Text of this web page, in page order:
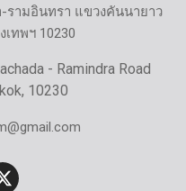
ามอินทรา แขวงคันนายาว
เทพฯ 10230
- Ramindra Road
10230